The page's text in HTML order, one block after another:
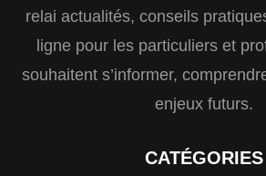
relai actualités, conseils
ligne pour les particuliers et
souhaitent s’informer,
enjeux futurs.
CATÉGORIES